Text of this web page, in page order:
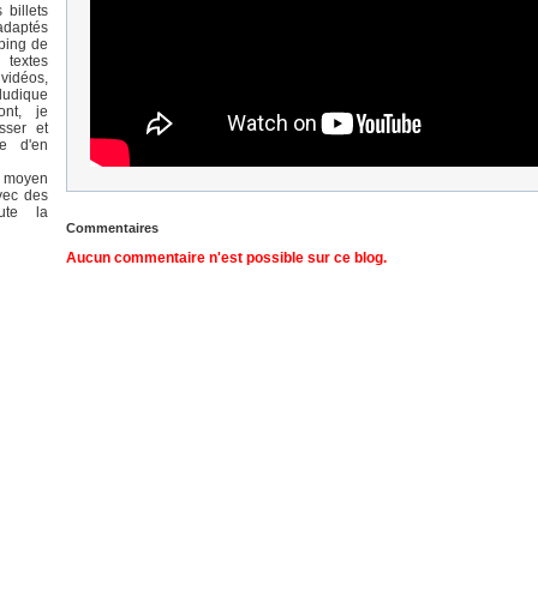
billets
de
je
et
d'en
des
la
Commentaires
Aucun commentaire n'est possible sur ce blog.